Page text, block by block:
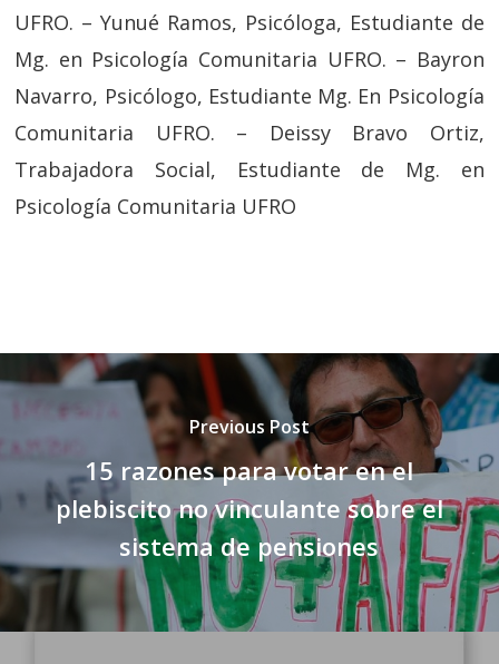
UFRO. – Yunué Ramos, Psicóloga, Estudiante de
Mg. en Psicología Comunitaria UFRO. – Bayron
Navarro, Psicólogo, Estudiante Mg. En Psicología
Comunitaria UFRO. – Deissy Bravo Ortiz,
Trabajadora Social, Estudiante de Mg. en
Psicología Comunitaria UFRO
Previous Post
15 razones para votar en el
plebiscito no vinculante sobre el
sistema de pensiones